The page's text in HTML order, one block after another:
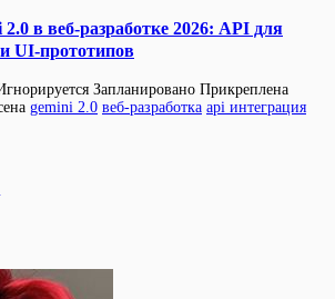
2.0 в веб-разработке 2026: API для
UI-прототипов
Запланировано Прикреплена
gemini 2.0 веб-разработка api интеграция